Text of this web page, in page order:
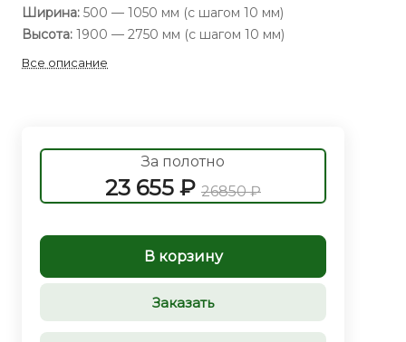
Ширина: 500 — 1050 мм (с шагом 10 мм)
Высота: 1900 — 2750 мм (с шагом 10 мм)
Все описание
За полотно
23 655 ₽ 26850 ₽
В корзину
Заказать